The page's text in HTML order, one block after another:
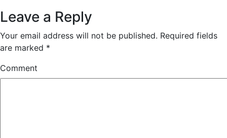
Leave a Reply
Your email address will not be published. Required fields
are marked *
Comment